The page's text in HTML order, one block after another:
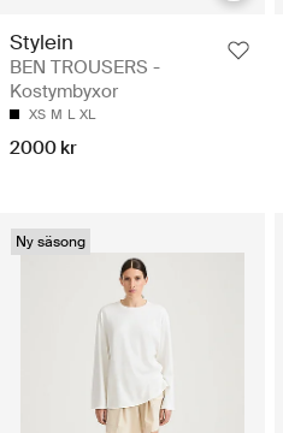
Stylein
BEN TROUSERS -
Kostymbyxor
XS M L XL
2000 kr
Ny säsong